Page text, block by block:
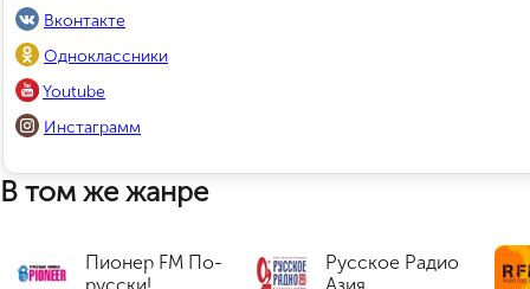
Вконтакте
Одноклассники
Youtube
Инстаграмм
В том же жанре
Пионер FM По-
Русское Радио